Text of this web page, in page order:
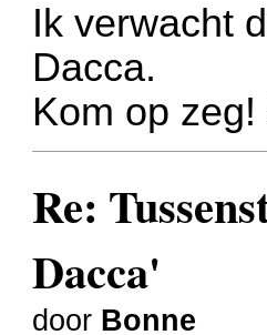
Ik verwacht
Dacca.
Kom op
Re:
Dacca'
door Bonne